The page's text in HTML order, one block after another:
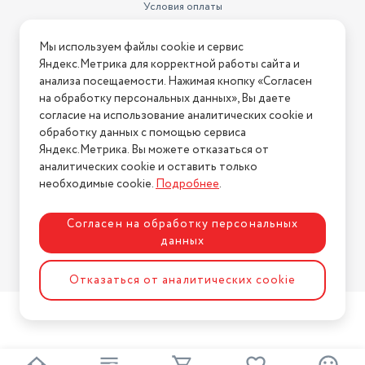
Условия оплаты
Условия возврата
Нашли ошибку на сайте? Напишите нам
2026 © Интернет-магазин "АстМаркет". У нас есть всё!
Политика конфиденциальности
Разработка сайтаASTDESIGN
Мы используем файлы cookie и сервис
Яндекс.Метрика для корректной работы сайта и
анализа посещаемости. Нажимая кнопку «Согласен
на обработку персональных данных», Вы даете
согласие на использование аналитических cookie и
обработку данных с помощью сервиса
Яндекс.Метрика. Вы можете отказаться от
аналитических cookie и оставить только
необходимые cookie.Подробнее.
Согласен на обработку персональных
данных
Отказаться от аналитических cookie